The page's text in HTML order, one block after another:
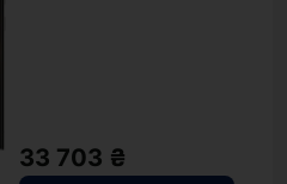
33 703 ₴